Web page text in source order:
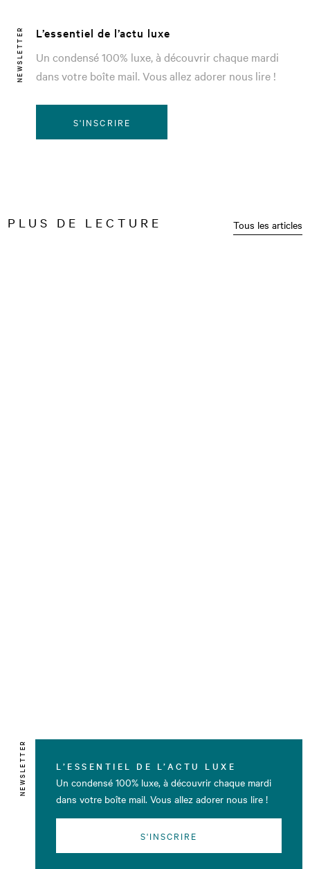
NEWSLETTER
L’essentiel de l’actu luxe
Un condensé 100% luxe, à découvrir chaque mardi
dans votre boîte mail. Vous allez adorer nous lire !
S'INSCRIRE
PLUS DE LECTURE Tous les articles
NEWSLETTER L’ESSENTIEL DE L’ACTU LUXE
Un condensé 100% luxe, à découvrir chaque mardi
dans votre boîte mail. Vous allez adorer nous lire !
S'INSCRIRE